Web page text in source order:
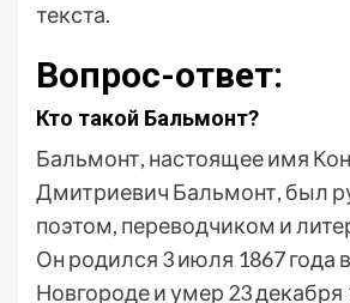
текста.
Вопрос-ответ:
Кто такой Бальмонт?
Бальмонт, настоящее имя
Дмитриевич Бальмонт, был
поэтом, переводчиком и
Он родился 3 июля 1867 года
Новгороде и умер 23 декабря